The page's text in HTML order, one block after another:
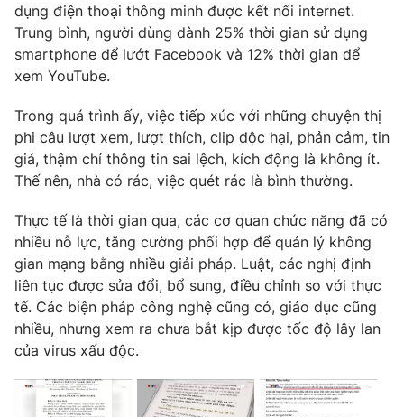
dụng điện thoại thông minh được kết nối internet.
Trung bình, người dùng dành 25% thời gian sử dụng
smartphone để lướt Facebook và 12% thời gian để
xem YouTube.
Trong quá trình ấy, việc tiếp xúc với những chuyện thị
phi câu lượt xem, lượt thích, clip độc hại, phản cảm, tin
giả, thậm chí thông tin sai lệch, kích động là không ít.
Thế nên, nhà có rác, việc quét rác là bình thường.
Thực tế là thời gian qua, các cơ quan chức năng đã có
nhiều nỗ lực, tăng cường phối hợp để quản lý không
gian mạng bằng nhiều giải pháp. Luật, các nghị định
liên tục được sửa đổi, bổ sung, điều chỉnh so với thực
tế. Các biện pháp công nghệ cũng có, giáo dục cũng
nhiều, nhưng xem ra chưa bắt kịp được tốc độ lây lan
của virus xấu độc.